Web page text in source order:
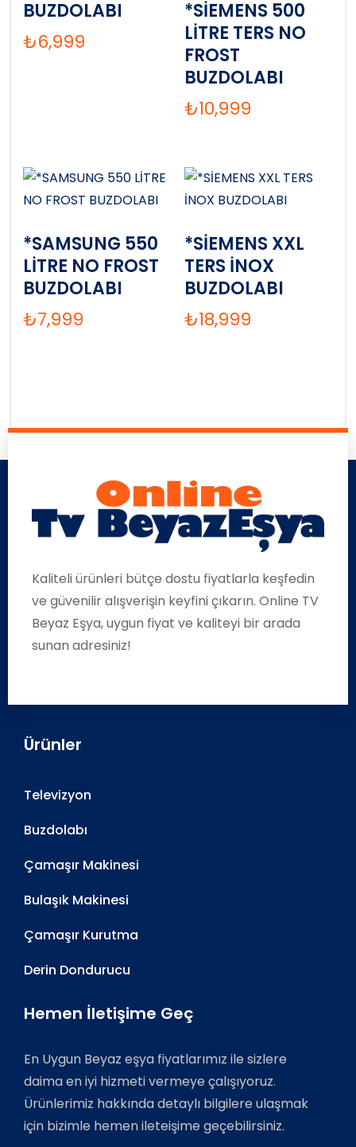
BUZDOLABI
₺6,999
*SİEMENS 500
LİTRE TERS NO
FROST
BUZDOLABI
₺10,999
*SAMSUNG 550
LİTRE NO FROST
BUZDOLABI
₺7,999
*SİEMENS XXL
TERS İNOX
BUZDOLABI
₺18,999
Kaliteli ürünleri bütçe dostu fiyatlarla keşfedin
ve güvenilir alışverişin keyfini çıkarın. Online TV
Beyaz Eşya, uygun fiyat ve kaliteyi bir arada
sunan adresiniz!
Ürünler
Televizyon
Buzdolabı
Çamaşır Makinesi
Bulaşık Makinesi
Çamaşır Kurutma
Derin Dondurucu
Hemen İletişime Geç
En Uygun Beyaz eşya fiyatlarımız ile sizlere
daima en iyi hizmeti vermeye çalışıyoruz.
Ürünlerimiz hakkında detaylı bilgilere ulaşmak
için bizimle hemen ileteişime geçebilirsiniz.